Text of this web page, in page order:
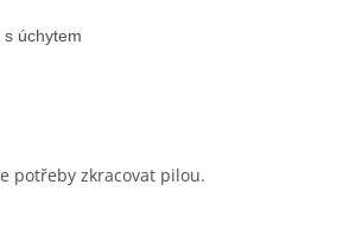
úchytem
potřeby zkracovat pilou.